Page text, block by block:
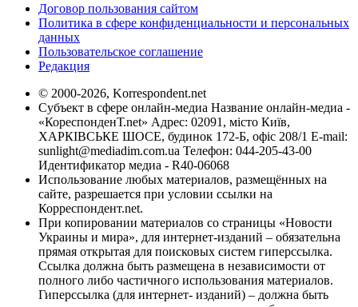
Договор пользования сайтом
Политика в сфере конфиденциальности и персональных
данных
Пользовательское соглашение
Редакция
© 2000-2026, Korrespondent.net
Субъект в сфере онлайн-медиа Название онлайн-медиа -
«КореспонденТ.net» Адрес: 02091, місто Київ,
ХАРКІВСЬКЕ ШОСЕ, будинок 172-Б, офіс 208/1 E-mail:
sunlight@mediadim.com.ua Телефон: 044-205-43-00
Идентификатор медиа - R40-06068
Использование любых материалов, размещённых на
сайте, разрешается при условии ссылки на
Корреспондент.net.
При копировании материалов со страницы «Новости
Украины и мира», для интернет-изданий – обязательна
прямая открытая для поисковых систем гиперссылка.
Ссылка должна быть размещена в независимости от
полного либо частичного использования материалов.
Гиперссылка (для интернет- изданий) – должна быть